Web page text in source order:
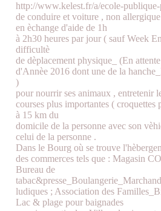
http://www.kelest.fr/a/ecole-
de conduire et voiture , non
en èchange d'aide de 1h
à 2h30 heures par jour ( sauf Week
difficultè
de dèplacement physique_ (En
d'Annèe 2016 dont une de la
)
pour nourrir ses animaux , entretenir
courses plus importantes ( croquettes
à 15 km du
domicile de la personne avec son
celui de la personne .
Dans le Bourg où se trouve
des commerces tels que : Magasin
Bureau de
ludiques ; Association des
Lac & plage pour baignades